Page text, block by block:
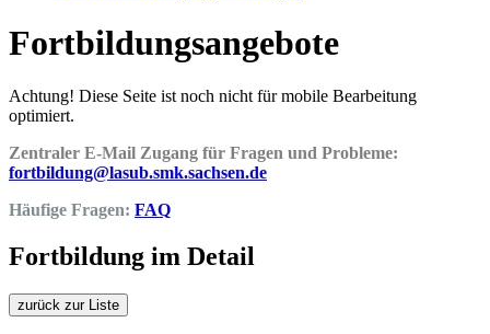
Fortbildungsangebote
Achtung! Diese Seite ist noch nicht für mobile Bearbeitung
optimiert.
Zentraler E-Mail Zugang für Fragen und Probleme:
fortbildung@lasub.smk.sachsen.de
Häufige Fragen: FAQ
Fortbildung im Detail
zurück zur Liste